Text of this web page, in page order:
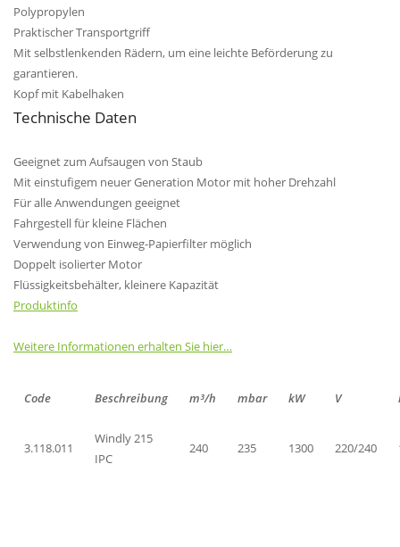
Polypropylen
Praktischer Transportgriff
Mit selbstlenkenden Rädern, um eine leichte Beförderung zu
garantieren.
Kopf mit Kabelhaken
Technische Daten
Geeignet zum Aufsaugen von Staub
Mit einstufigem neuer Generation Motor mit hoher Drehzahl
Für alle Anwendungen geeignet
Fahrgestell für kleine Flächen
Verwendung von Einweg-Papierfilter möglich
Doppelt isolierter Motor
Flüssigkeitsbehälter, kleinere Kapazität
Produktinfo
Weitere Informationen erhalten Sie hier…
Code Beschreibung m³/h mbar kW V
3.118.011
Windly 215
IPC
240 235 1300 220/240